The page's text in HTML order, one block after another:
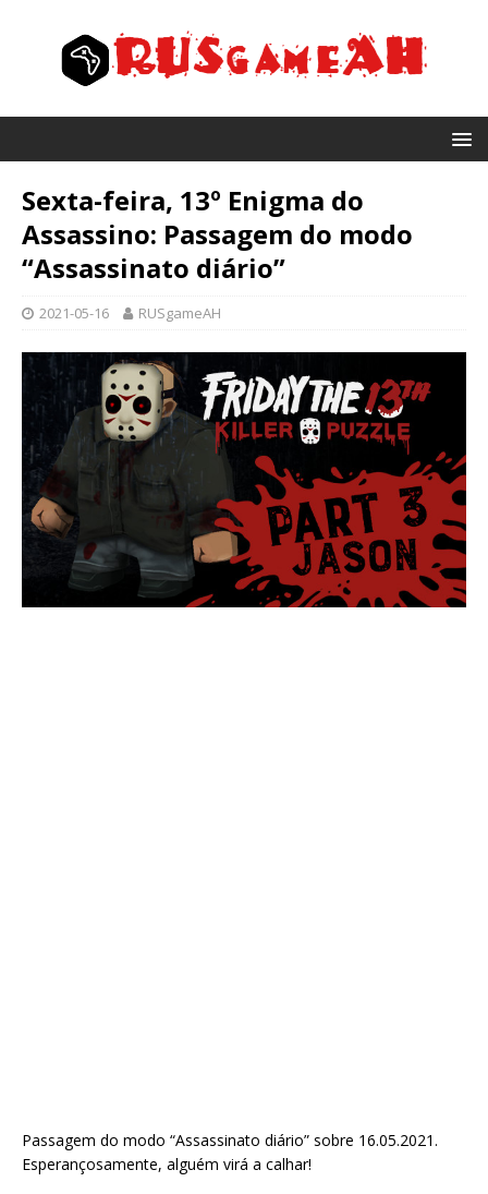
Sexta-feira, 13º Enigma do
Assassino: Passagem do modo
“Assassinato diário”
2021-05-16 RUSgameAH
Passagem do modo “Assassinato diário” sobre 16.05.2021.
Esperançosamente, alguém virá a calhar!